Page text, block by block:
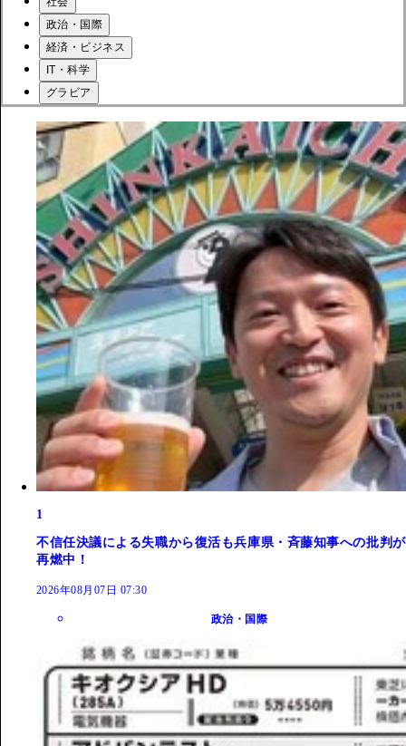
政治・国際
経済・ビジネス
IT・科学
グラビア
1
不信任決議による失職から復活も兵庫県・斉藤知事への批判が
再燃中！
2026年08月07日 07:30
政治・国際